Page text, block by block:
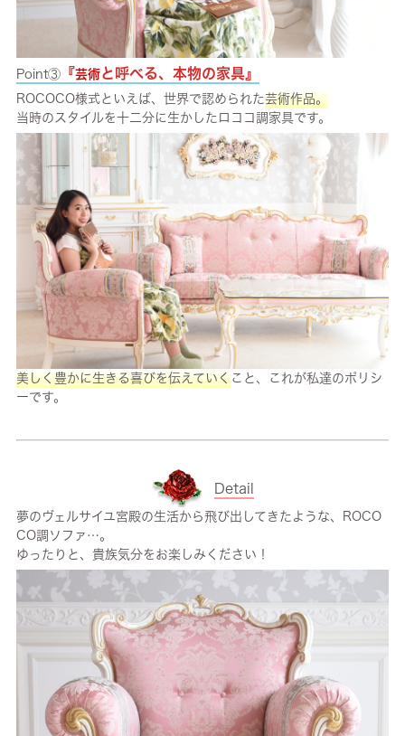
Point③『芸術と呼べる、本物の家具』
ROCOCO様式といえば、世界で認められた芸術作品。
当時のスタイルを十二分に生かしたロココ調家具です。
美しく豊かに生きる喜びを伝えていくこと、これが私達のポリシ
ーです。
Detail
夢のヴェルサイユ宮殿の生活から飛び出してきたような、ROCO
CO調ソファ…。
ゆったりと、貴族気分をお楽しみください！